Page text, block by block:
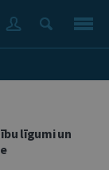
līgumi un